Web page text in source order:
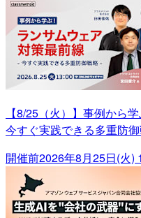
【8/25（火）】事例から
今すぐ実践できる多重防
開催前2026年8月25日(火)